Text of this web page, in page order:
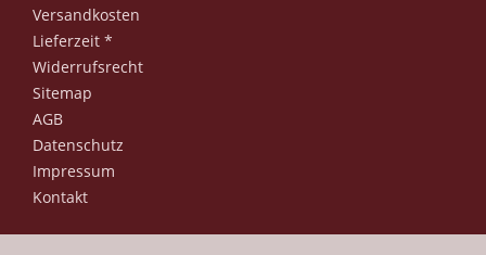
Versandkosten
Lieferzeit *
Widerrufsrecht
Sitemap
AGB
Datenschutz
Impressum
Kontakt